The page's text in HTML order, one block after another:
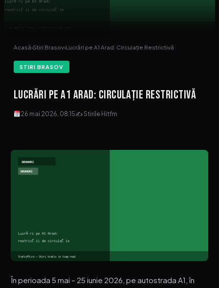
Acasă›Stiri Brasov›Lucrări pe A1 Arad: Circulație Restrictivă
STIRI BRASOV
Lucrări pe A1 Arad: Circulație Restrictivă
26 mai 2026, 08:15✍ Stirile Hitfm
În perioada 5 mai – 25 iunie 2026, pe autostrada A1, în